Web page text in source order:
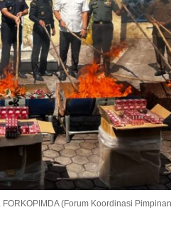
(Forum Koordinasi